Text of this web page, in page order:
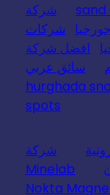
شركة
شركات
افضل شركة
سائق عربي
hurghada
spots
شركة
Minelab
Nokta